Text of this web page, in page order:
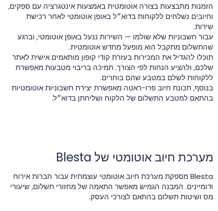
הזמנות מתבצעות בצורה אוטומטית באמצעות אינטגרציה עם ספקים,
וחיובים נשלחים ללקוחות בדוא״ל באופן אוטומטי לאחר רכישת
שירות.
עבור חשבוניות שלא שולמו — השירות ננעל באופן אוטומטי, וברגע
שהתשלום מתקבל הוא מופעל מחדש אוטומטית.
תוכלו להגדיל את המכירות בעזרת קודי קופון מותאמים אישית לאתר
שלכם, ולהציע הנחות לפי הצורך. תמיכה בריבוי מטבעות מאפשרת
ללקוחות לשלם במטבע שהם בוחרים.
בנוסף, תכונת חיוב פרו-ראטה מאפשרת יצירת חשבוניות אוטומטיות
בהתאם למטבע התשלום של הלקוח ושליחתן בדוא״ל.
מערכת חיוב אוטומטי של Blesta
Blesta מספקת מערכת חיוב אוטומטי עוצמתית עבור חברות אירוח
ודומיינים. המבנה הגמיש מאפשר התאמה של מחזורי תשלום, שיעורי
מס ושיטות תשלום בהתאם לצורכי העסק.